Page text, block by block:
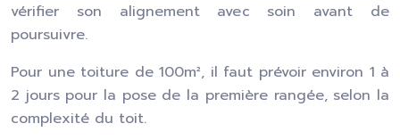
vérifier son alignement avec soin avant de
poursuivre.
Pour une toiture de 100m², il faut prévoir environ 1 à
2 jours pour la pose de la première rangée, selon la
complexité du toit.